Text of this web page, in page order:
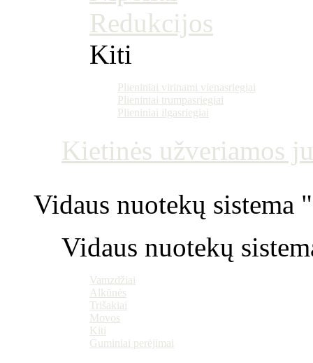
Redukcijos
Kiti
Plieniniai virinami vienasriegiai
Plieniniai trumpasriegiai
Plieniniai ilgasriegiai
Kietinės
Vidaus nuotekų
Vidaus nuotekų
Vamzdžiai
Alkūnės
Trišakiai
Movos
Kiti
Guminiai perėjimai